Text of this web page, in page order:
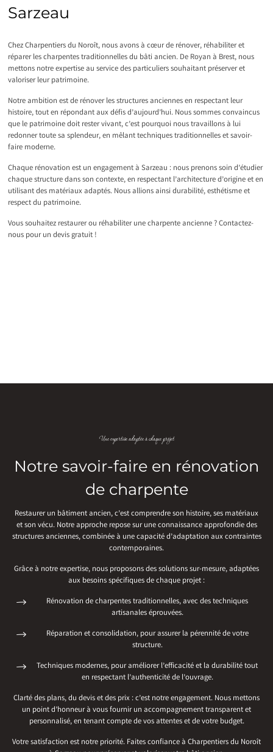
Sarzeau
Chez Charpentiers du Noroît, nous avons à cœur de rénover, réhabiliter et
réparer les charpentes traditionnelles du bâti ancien. De Royan à Brest, nous
mettons notre expertise au service des particuliers souhaitant préserver et
valoriser leur patrimoine.
Notre ambition est de rénover les structures anciennes en respectant leur
histoire, tout en répondant aux défis d’aujourd’hui. Nous sommes convaincus
que le patrimoine doit rester vivant, c’est pourquoi nous travaillons à lui
redonner toute sa splendeur, en mêlant techniques traditionnelles et savoir-
faire moderne.
Chaque rénovation est un engagement à Sarzeau : nous prenons soin d’étudier
chaque structure dans son contexte, en respectant l’architecture d’origine et en
utilisant des matériaux adaptés. Nous allions ainsi durabilité, esthétisme et
respect du patrimoine.
Vous souhaitez restaurer ou réhabiliter une charpente ancienne ? Contactez-
nous pour un devis gratuit !
Une expertise adaptée à chaque projet
Notre savoir-faire en rénovation
de charpente
Restaurer un bâtiment ancien, c’est comprendre son histoire, ses matériaux
et son vécu. Notre approche repose sur une connaissance approfondie des
structures anciennes, combinée à une capacité d’adaptation aux contraintes
contemporaines.
Grâce à notre expertise, nous proposons des solutions sur-mesure, adaptées
aux besoins spécifiques de chaque projet :
Rénovation de charpentes traditionnelles, avec des techniques
artisanales éprouvées.
Réparation et consolidation, pour assurer la pérennité de votre
structure.
Techniques modernes, pour améliorer l’efficacité et la durabilité tout
en respectant l’authenticité de l’ouvrage.
Clarté des plans, du devis et des prix : c’est notre engagement. Nous mettons
un point d’honneur à vous fournir un accompagnement transparent et
personnalisé, en tenant compte de vos attentes et de votre budget.
Votre satisfaction est notre priorité. Faites confiance à Charpentiers du Noroît